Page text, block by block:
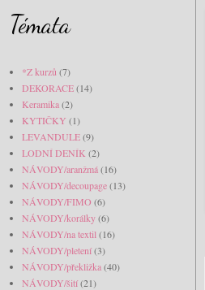
Témata
*Z kurzů (7)
DEKORACE(14)
Keramika(2)
KYTIČKY (1)
LEVANDULE(9)
LODNÍ DENÍK (2)
NÁVODY/aranžmá(16)
NÁVODY/decoupage(13)
NÁVODY/FIMO (6)
NÁVODY/korálky(6)
NÁVODY/na textil (16)
NÁVODY/pletení(3)
NÁVODY/překližka(40)
NÁVODY/šití(21)